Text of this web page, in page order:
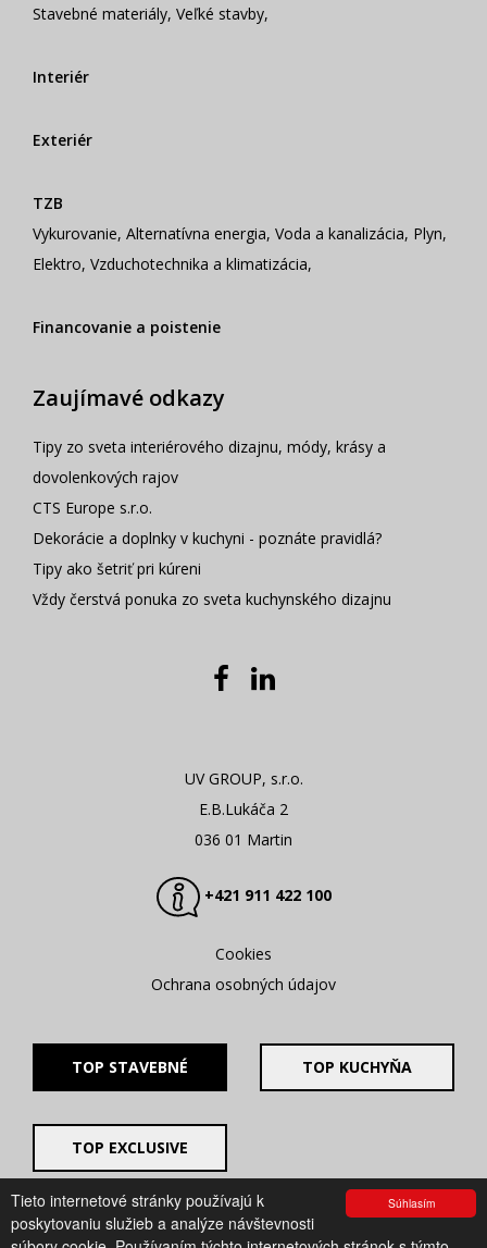
Súhlasím
Tieto internetové stránky používajú k
poskytovaniu služieb a analýze návštevnosti
Stavebné materiály, Veľké stavby,
Interiér
Exteriér
TZB
Vykurovanie, Alternatívna energia, Voda a kanalizácia, Plyn,
Elektro, Vzduchotechnika a klimatizácia,
Financovanie a poistenie
Zaujímavé odkazy
Tipy zo sveta interiérového dizajnu, módy, krásy a
dovolenkových rajov
CTS Europe s.r.o.
Dekorácie a doplnky v kuchyni - poznáte pravidlá?
Tipy ako šetriť pri kúreni
Vždy čerstvá ponuka zo sveta kuchynského dizajnu
UV GROUP, s.r.o.
E.B.Lukáča 2
036 01 Martin
+421 911 422 100
Cookies
Ochrana osobných údajov
TOP STAVEBNÉ TOP KUCHYŇA
TOP EXCLUSIVE
© 2008 - 2026. UV GROUP s.r.o. |
Created by CTS Europe
s.r.o.